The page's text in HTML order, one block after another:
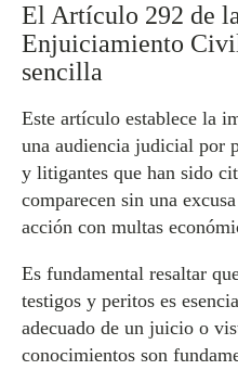
El Artículo 292 de
Enjuiciamiento
sencilla
Este artículo establece la
una audiencia judicial por
y litigantes que han sido
comparecen sin una
acción con multas
Es fundamental resaltar
testigos y peritos es
adecuado de un juicio o
conocimientos son